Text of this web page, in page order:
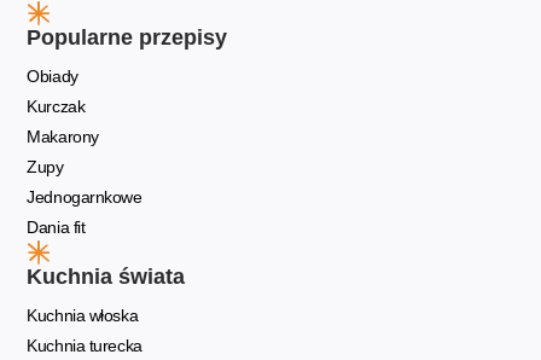
Popularne przepisy
Obiady
Kurczak
Makarony
Zupy
Jednogarnkowe
Dania fit
Kuchnia świata
Kuchnia włoska
Kuchnia turecka